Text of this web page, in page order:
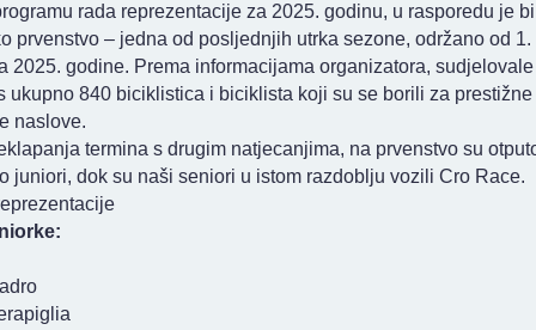
rada reprezentacije za 2025. godinu, u rasporedu je
prvenstvo – jedna od posljednjih utrka sezone, održano od 1.
2025. godine. Prema informacijama organizatora,
ukupno 840 biciklistica i biciklista koji su se borili za prestižne
naslove.
termina s drugim natjecanjima, na prvenstvo su
juniori, dok su naši seniori u istom razdoblju vozili Cro Race.